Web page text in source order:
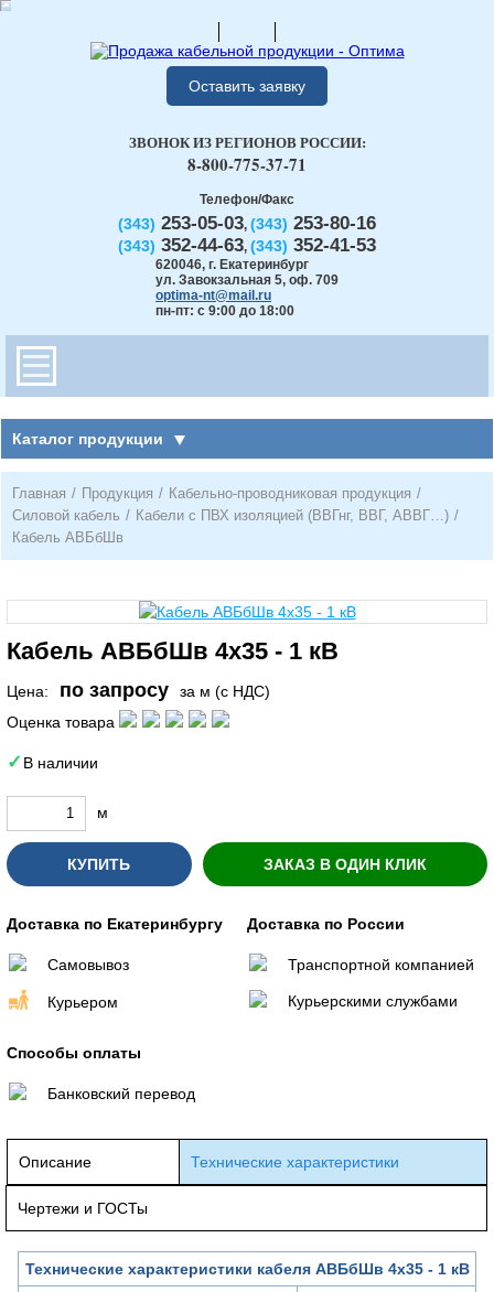
Оставить заявку
Телефон/Факс
(343) 253-05-03, (343) 253-80-16
(343) 352-44-63, (343) 352-41-53
620046, г. Екатеринбург
ул. Завокзальная 5, оф. 709
optima-nt@mail.ru
пн-пт: с 9:00 до 18:00
ЗВОНОК ИЗ РЕГИОНОВ РОССИИ:
8-800-775-37-71
Каталог продукции
Главная / Продукция / Кабельно-проводниковая продукция /
Силовой кабель / Кабели с ПВХ изоляцией (ВВГнг, ВВГ, АВВГ…) /
Кабель АВБбШв
Кабель АВБбШв 4х35 - 1 кВ
Цена: по запросу
за м (с НДС)
Оценка товара
В наличии
м
КУПИТЬ ЗАКАЗ В ОДИН КЛИК
Доставка по Екатеринбургу
Самовывоз
Курьером
Доставка по России
Транспортной компанией
Курьерскими службами
Способы оплаты
Банковский перевод
Описание Технические характеристики
Чертежи и ГОСТы
Технические характеристики кабеля АВБбШв 4х35 - 1 кВ